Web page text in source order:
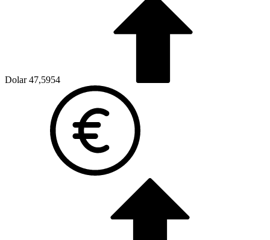
Dolar 47,5954